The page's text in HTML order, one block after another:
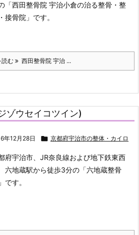
「西田整骨院 宇治小倉の治る整骨・整
接骨院」です。
読む 西田整骨院 宇治 ...
ゾウセイコツイン)
年12月28日  京都府宇治市の整体・カイロ
府宇治市、JR奈良線および地下鉄東西
地蔵駅から徒歩3分の「六地蔵整骨
です。